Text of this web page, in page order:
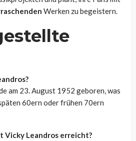
Werken zu begeistern.
am 23. August 1952 geboren, was
60ern oder frühen 70ern
Vicky Leandros erreicht?